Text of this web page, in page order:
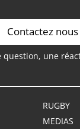
Contactez nous
question, une
RUGBY
MEDIAS